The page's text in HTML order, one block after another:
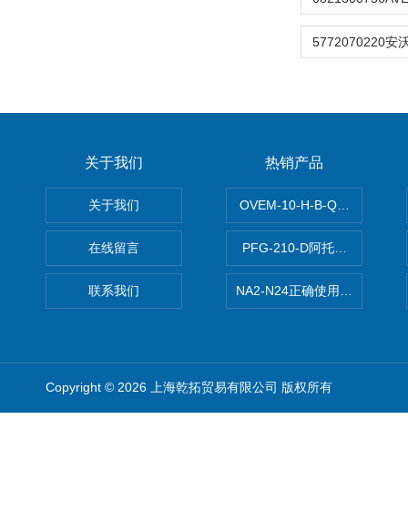
关于我们
关于我们
在线留言
联系我们
热销产品
OVEM-10-H-B-QO-CE-N-2P
PFG-210-D阿托斯ATOS电
NA2-N24正确使用松下安全光
Copyright © 2026 上海乾拓贸易有限公司 版权所有